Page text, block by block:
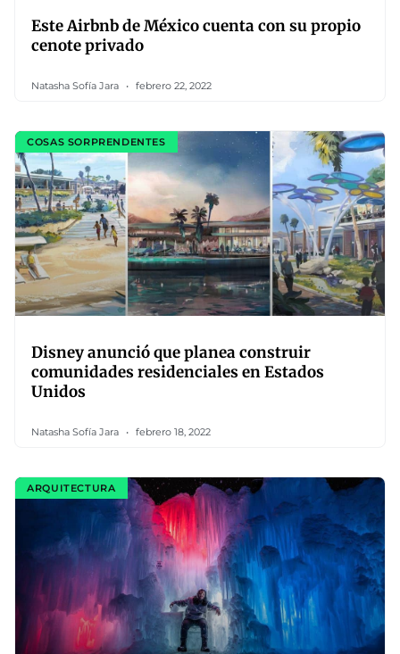
Este Airbnb de México cuenta con su propio
cenote privado
Natasha Sofía Jara febrero 22, 2022
COSAS SORPRENDENTES
Disney anunció que planea construir
comunidades residenciales en Estados
Unidos
Natasha Sofía Jara febrero 18, 2022
ARQUITECTURA